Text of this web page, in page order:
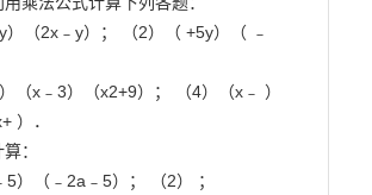
）（2x﹣y）； （2）（ +5y）（ ﹣
（x﹣3）（x2+9）； （4）（x﹣ ）
）．
：
）（﹣2a﹣5）； （2） ；